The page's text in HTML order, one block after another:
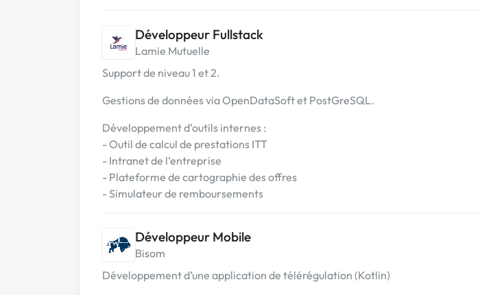
Développeur Fullstack
Lamie Mutuelle
Support de niveau 1 et 2.
Gestions de données via OpenDataSoft et PostGreSQL.
Développement d’outils internes :
- Outil de calcul de prestations ITT
- Intranet de l’entreprise
- Plateforme de cartographie des offres
- Simulateur de remboursements
Développeur Mobile
Bisom
Développement d’une application de télérégulation (Kotlin)